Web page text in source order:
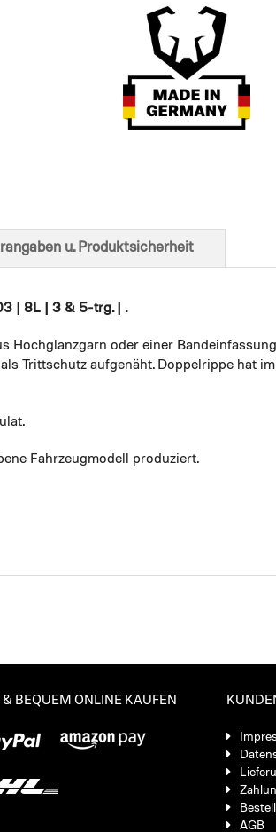
Ansicht von unten
| 8L | 3 & 5-trg. | .
oder einer
Trittschutz aufgenäht. Doppelrippe hat
Fahrzeugmodell produziert.
u. Produktsicherheit
& BEQUEM ONLINE KAUFEN
AGB